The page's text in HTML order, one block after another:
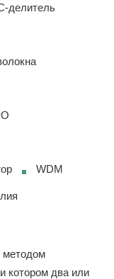
делитель
WDM
методом
котором два или